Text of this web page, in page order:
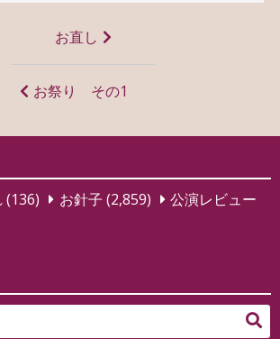
お直し
お祭り その1
(136) お針子 (2,859)
公演レビュー
検